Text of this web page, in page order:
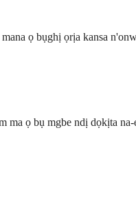
ọ bụghị ọrịa kansa
ọ bụ mgbe ndị dọkịta